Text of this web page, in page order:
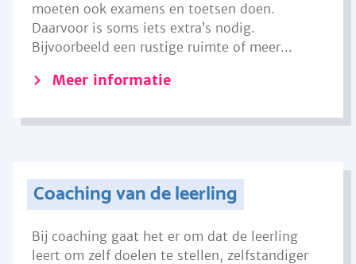
moeten ook examens en toetsen doen.
Daarvoor is soms iets extra’s nodig.
Bijvoorbeeld een rustige ruimte of meer...
Meer informatie
Coaching van de leerling
Bij coaching gaat het er om dat de leerling
leert om zelf doelen te stellen, zelfstandiger